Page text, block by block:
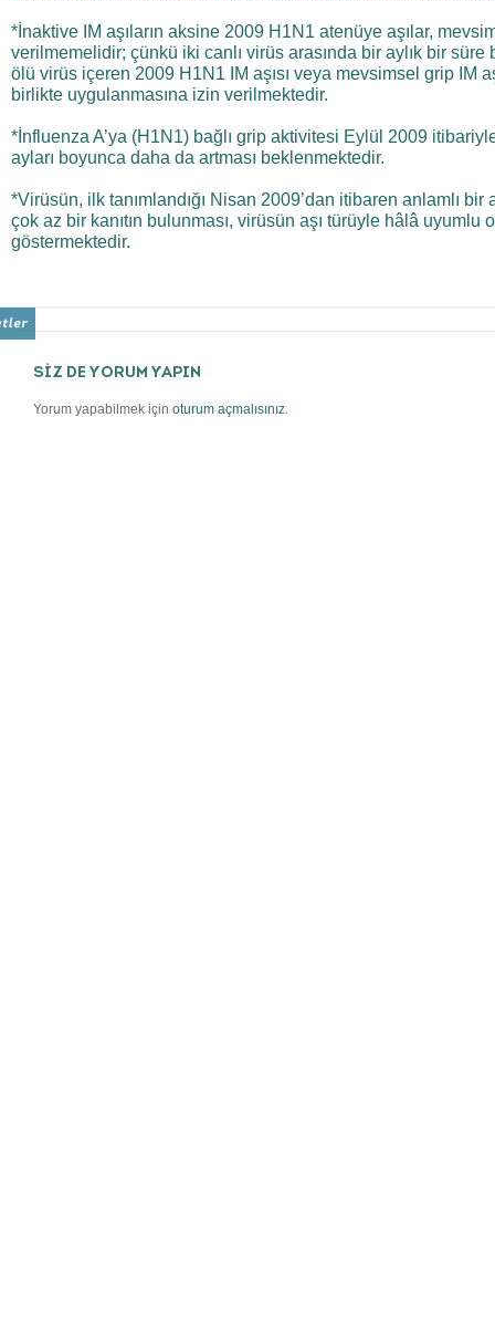
*İnaktive IM aşıların aksine 2009 H1N1 atenüye aşılar,
verilmemelidir; çünkü iki canlı virüs arasında bir aylık bir süre
ölü virüs içeren 2009 H1N1 IM aşısı veya mevsimsel grip IM
birlikte uygulanmasına izin verilmektedir.
*İnfluenza A’ya (H1N1) bağlı grip aktivitesi Eylül 2009
ayları boyunca daha da artması beklenmektedir.
*Virüsün, ilk tanımlandığı Nisan 2009’dan itibaren anlamlı
çok az bir kanıtın bulunması, virüsün aşı türüyle hâlâ uyumlu
göstermektedir.
SİZ DE YORUM YAPIN
Yorum yapabilmek için oturum açmalısınız.